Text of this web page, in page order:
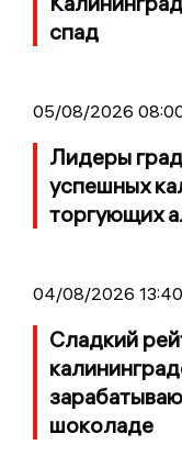
спад
05/08/2026
Лидеры
успешных
торгующих
04/08/2026 13:40
Сладкий
шоколаде